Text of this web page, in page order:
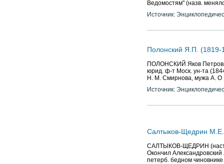
Ведомостям" (назв.
Источник:
Полонский Я.П. (1819-
ПОЛОНСКИЙ Яков
юрид. ф-т Моск. ун-та
Н. М. Смирнова, мужа А. О
Источник:
Салтыков-Щедрин М.Е.
САЛТЫКОВ-ЩЕДРИН (наст.
Окончил
петерб. бедном